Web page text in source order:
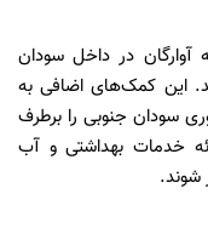
آوارگان در داخل سودان
این کمک‌های اضافی به
سودان جنوبی را برطرف
خدمات بهداشتی و آب
شوند.